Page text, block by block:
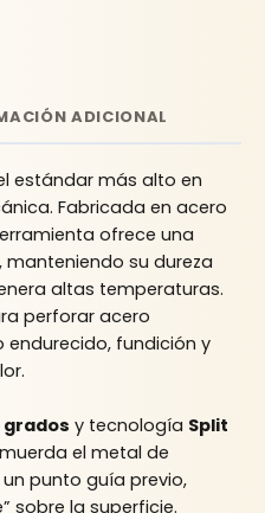
ADICIONAL
estándar más alto en
Fabricada en acero
ofrece una
su dureza
altas temperaturas.
perforar acero
endurecido, fundición y
grados y tecnología Split
el metal de
punto guía previo,
sobre la superficie.